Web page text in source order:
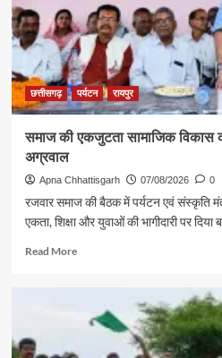
दिया
स्वदेशी
अपनाने
का
संदेश
छत्तीसगढ़ पर्यटन रायपुर
समाज की एकजुटता सामाजिक विकास
अग्रवाल
Apna Chhattisgarh 07/08/2026 0
रजवार समाज की बैठक में पर्यटन एवं संस्कृति
एकता, शिक्षा और युवाओं की भागीदारी पर दिया
Read MoreRead
एकजुटता
सामाजिक